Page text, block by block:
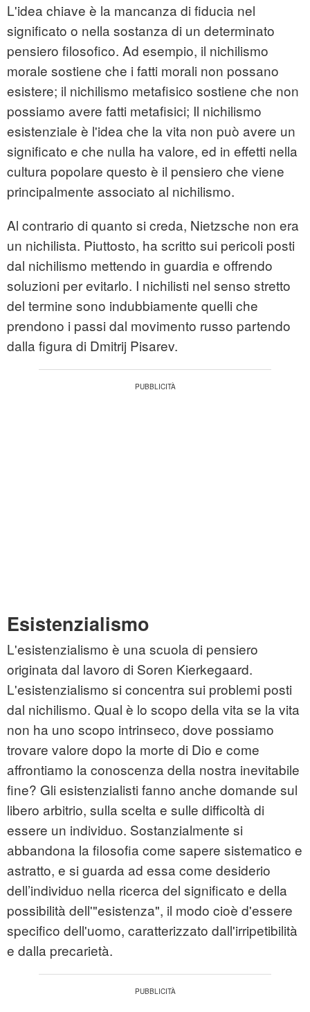
L'idea chiave è la mancanza di fiducia nel
significato o nella sostanza di un determinato
pensiero filosofico. Ad esempio, il nichilismo
morale sostiene che i fatti morali non possano
esistere; il nichilismo metafisico sostiene che non
possiamo avere fatti metafisici; Il nichilismo
esistenziale è l'idea che la vita non può avere un
significato e che nulla ha valore, ed in effetti nella
cultura popolare questo è il pensiero che viene
principalmente associato al nichilismo.
Al contrario di quanto si creda, Nietzsche non era
un nichilista. Piuttosto, ha scritto sui pericoli posti
dal nichilismo mettendo in guardia e offrendo
soluzioni per evitarlo. I nichilisti nel senso stretto
del termine sono indubbiamente quelli che
prendono i passi dal movimento russo partendo
dalla figura di Dmitrij Pisarev.
Esistenzialismo
L'esistenzialismo è una scuola di pensiero
originata dal lavoro di Soren Kierkegaard.
L'esistenzialismo si concentra sui problemi posti
dal nichilismo. Qual è lo scopo della vita se la vita
non ha uno scopo intrinseco, dove possiamo
trovare valore dopo la morte di Dio e come
affrontiamo la conoscenza della nostra inevitabile
fine? Gli esistenzialisti fanno anche domande sul
libero arbitrio, sulla scelta e sulle difficoltà di
essere un individuo. Sostanzialmente si
abbandona la filosofia come sapere sistematico e
astratto, e si guarda ad essa come desiderio
dell’individuo nella ricerca del significato e della
possibilità dell'"esistenza", il modo cioè d'essere
specifico dell'uomo, caratterizzato dall'irripetibilità
e dalla precarietà.